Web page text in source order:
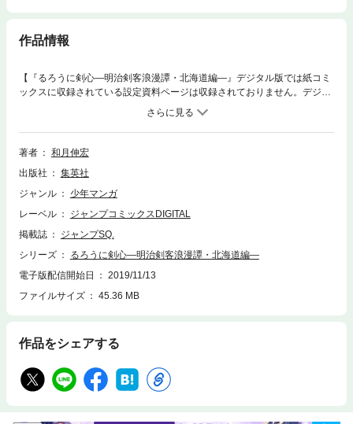
作品情報
【『るろうに剣心―明治剣客浪漫譚・北海道編―』デジタル版では紙コミ
ックスに収録されている設定資料ページは収録されておりません。デジタ
ル版限定特典としてフルカラーイラストギャラリーページが収録されてい
ます。】伝説の人斬り・抜刀斎こと緋村剣心――明治十六年の東京で、時
に倭杖を手に困窮している人のため剣を振るうも、妻・薫、息子・剣路と
平穏に日々を過ごしていた。ある時、一枚の写真から、薫の亡父・越路郎
殺”の流浪人の新たな浪漫譚、開幕……!!
著者
和月伸宏
出版社
集英社
ジャンル
少年マンガ
レーベル
ジャンプコミックスDIGITAL
掲載誌
ジャンプSQ.
シリーズ
るろうに剣心―明治剣客浪漫譚・北海道編―
電子版配信開始日
2019/11/13
ファイルサイズ
45.36 MB
作品をシェアする